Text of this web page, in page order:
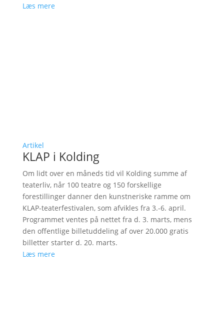
Læs mere
Artikel
KLAP i Kolding
Om lidt over en måneds tid vil Kolding summe af
teaterliv, når 100 teatre og 150 forskellige
forestillinger danner den kunstneriske ramme om
KLAP-teaterfestivalen, som afvikles fra 3.-6. april.
Programmet ventes på nettet fra d. 3. marts, mens
den offentlige billetuddeling af over 20.000 gratis
billetter starter d. 20. marts.
Læs mere